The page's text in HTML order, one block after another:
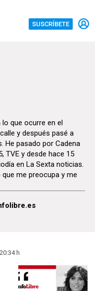
SUSCRÍBETE
que ocurre en el
y después pasé a
He pasado por Cadena
TVE y desde hace 15
en La Sexta noticias.
me preocupa y me
h